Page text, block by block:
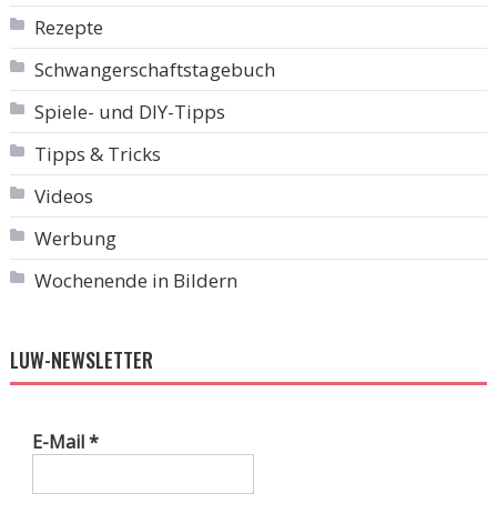
Rezepte
Schwangerschaftstagebuch
Spiele- und DIY-Tipps
Tipps & Tricks
Videos
Werbung
Wochenende in Bildern
LUW-NEWSLETTER
E-Mail*